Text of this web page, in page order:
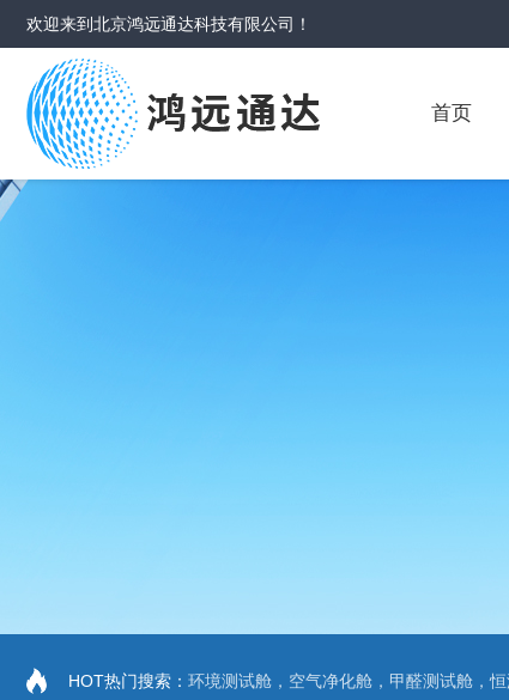
欢迎来到北京鸿远通达科技有限公司 ！
首页
HOT热门搜索： 环境测试舱，空气净化舱，甲醛测试舱，